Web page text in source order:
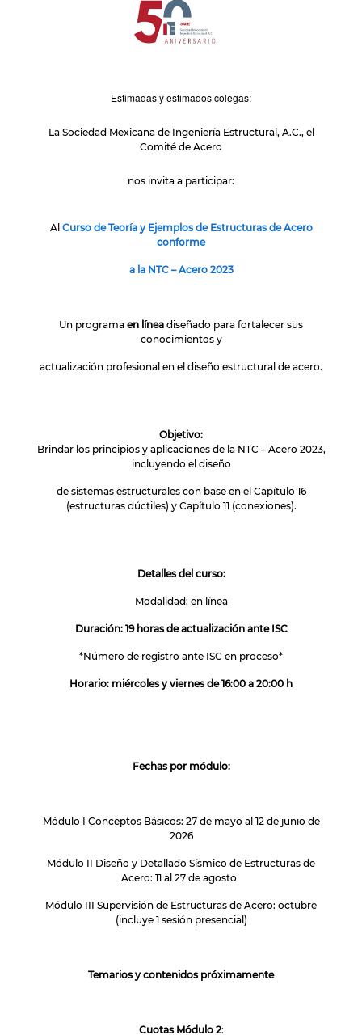
Estimadas y estimados colegas:
La Sociedad Mexicana de Ingeniería Estructural, A.C., el
Comité de Acero
nos invita a participar:
Al Curso de Teoría y Ejemplos de Estructuras de Acero
conforme
a la NTC – Acero 2023
Un programa en línea diseñado para fortalecer sus
conocimientos y
actualización profesional en el diseño estructural de acero.
Objetivo:
Brindar los principios y aplicaciones de la NTC – Acero 2023,
incluyendo el diseño
de sistemas estructurales con base en el Capítulo 16
(estructuras dúctiles) y Capítulo 11 (conexiones).
Detalles del curso:
Modalidad: en línea
Duración: 19 horas de actualización ante ISC
*Número de registro ante ISC en proceso*
Horario: miércoles y viernes de 16:00 a 20:00 h
Fechas por módulo:
Módulo I Conceptos Básicos: 27 de mayo al 12 de junio de
2026
Módulo II Diseño y Detallado Sísmico de Estructuras de
Acero: 11 al 27 de agosto
Módulo III Supervisión de Estructuras de Acero: octubre
(incluye 1 sesión presencial)
Temarios y contenidos próximamente
Cuotas Módulo 2: